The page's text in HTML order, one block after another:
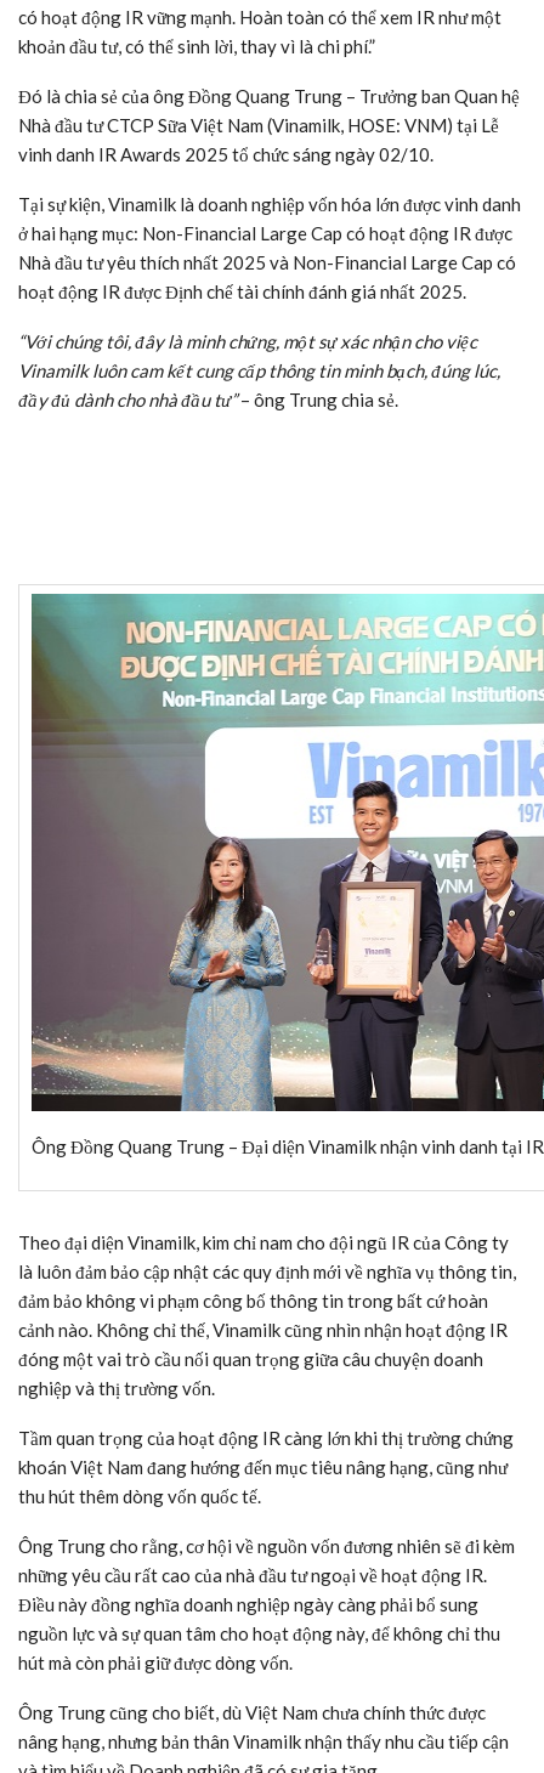
có hoạt động IR vững mạnh. Hoàn toàn có thể xem IR như một
khoản đầu tư, có thể sinh lời, thay vì là chi phí.”
Đó là chia sẻ của ông Đồng Quang Trung – Trưởng ban Quan hệ
Nhà đầu tư CTCP Sữa Việt Nam (Vinamilk, HOSE: VNM) tại Lễ
vinh danh IR Awards 2025 tổ chức sáng ngày 02/10.
Tại sự kiện,Vinamilk là doanh nghiệp vốn hóa lớn được vinh danh
ở hai hạng mục: Non-Financial Large Cap có hoạt động IR được
Nhà đầu tư yêu thích nhất 2025 và Non-Financial Large Cap có
hoạt động IR được Định chế tài chính đánh giá nhất 2025.
“Với chúng tôi, đây là minh chứng, một sự xác nhận cho việc
Vinamilkluôn cam kết cung cấp thông tin minh bạch, đúng lúc,
đầy đủ dành cho nhà đầu tư”– ông Trung chia sẻ.
Ông Đồng Quang Trung – Đại diện Vinamilknhận vinh danh tại
Theo đại diện Vinamilk, kim chỉ nam cho đội ngũ IR của Công ty
là luôn đảm bảo cập nhật các quy định mới về nghĩa vụ thông tin,
đảm bảo không vi phạm công bố thông tin trong bất cứ hoàn
cảnh nào. Không chỉ thế,Vinamilkcũng nhìn nhận hoạt động IR
đóng một vai trò cầu nối quan trọng giữa câu chuyện doanh
nghiệp và thị trường vốn.
Tầm quan trọng của hoạt động IR càng lớn khi thị trường chứng
khoán Việt Nam đang hướng đến mục tiêu nâng hạng, cũng như
thu hút thêm dòng vốn quốc tế.
Ông Trung cho rằng, cơ hội về nguồn vốn đương nhiên sẽ đi kèm
những yêu cầu rất cao của nhà đầu tư ngoại về hoạt động IR.
Điều này đồng nghĩa doanh nghiệp ngày càng phải bổ sung
nguồn lực và sự quan tâm cho hoạt động này, để không chỉ thu
hút mà còn phải giữ được dòng vốn.
Ông Trung cũng cho biết, dù Việt Nam chưa chính thức được
nâng hạng, nhưng bản thân Vinamilknhận thấy nhu cầu tiếp cận